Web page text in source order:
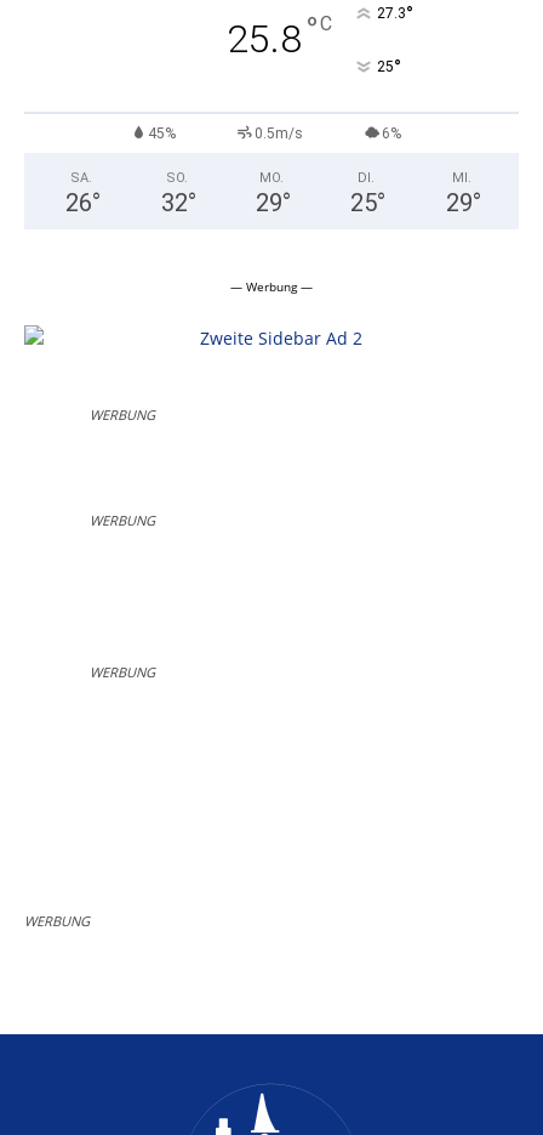
25.8°C 27.3°
25°
45% 0.5m/s 6%
SA.
26°
SO.
32°
MO.
29°
DI.
25°
MI.
29°
— Werbung —
WERBUNG
WERBUNG
WERBUNG
WERBUNG